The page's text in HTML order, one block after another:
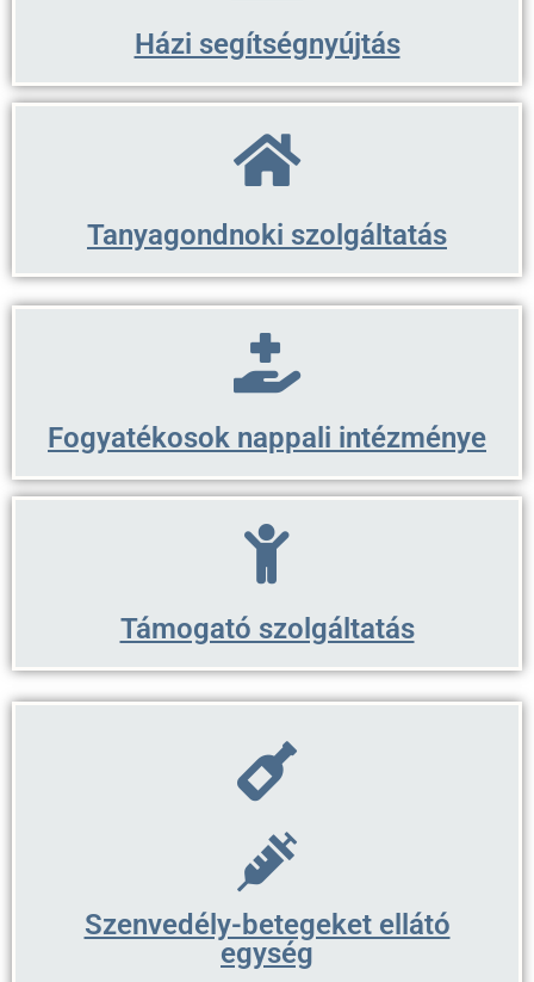
Házi segítségnyújtás
Tanyagondnoki szolgáltatás
Fogyatékosok nappali intézménye
Támogató szolgáltatás
Szenvedély-betegeket ellátó
egység